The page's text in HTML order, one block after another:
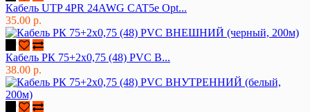
Кабель UTP 4PR 24AWG CAT5e Opt...
35.00 р.
Кабель РК 75+2х0,75 (48) PVC В...
38.00 р.